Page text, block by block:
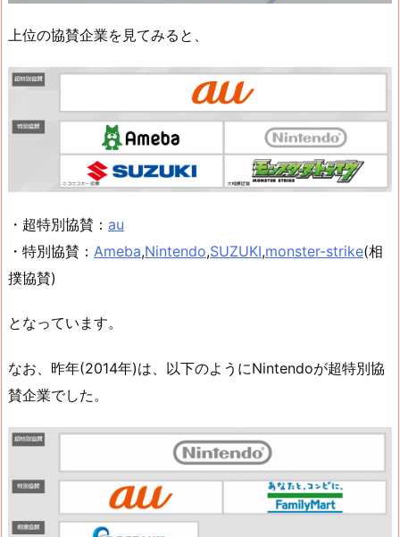
上位の協賛企業を見てみると、
・超特別協賛： au
・特別協賛： Ameba,Nintendo,SUZUKI,monster-strike(相
撲協賛)
となっています。
なお、昨年(2014年)は、以下のようにNintendoが超特別協
賛企業でした。